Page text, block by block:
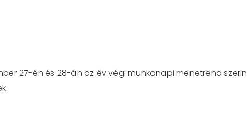
27-én és 28-án az év végi munkanapi menetrend